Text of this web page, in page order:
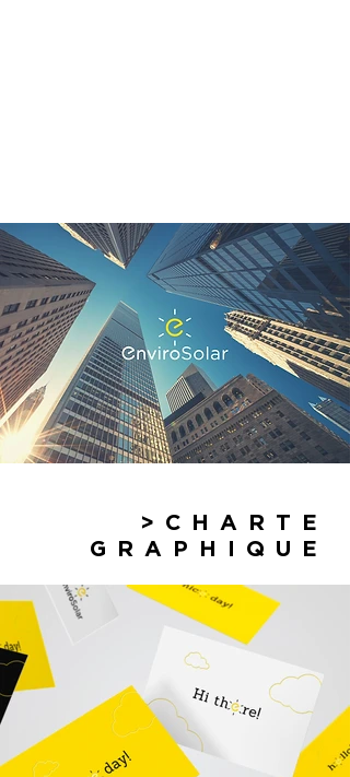
>CHARTE
GRAPHIQUE